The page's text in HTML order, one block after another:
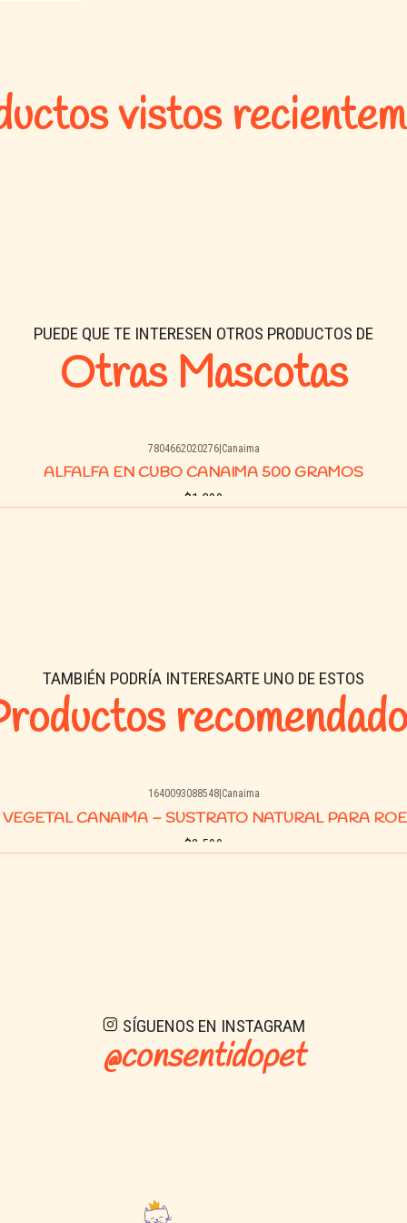
Retirar las zonas húmedas
Cambiar completamente
Pet Market:
Productos naturales y
Envíos rápidos en Talca,
vistos
PUEDE QUE TE INTERESEN OTROS PRODUCTOS DE
Otras Mascotas
7804662020276| Canaima
ALFALFA EN CUBO CANAIMA 500 GRAMOS
$1.300
TAMBIÉN PODRÍA INTERESARTE UNO DE ESTOS
1640093088548| Canaima
VEGETAL CANAIMA – SUSTRATO NATURAL PARA
$2.500
SÍGUENOS EN INSTAGRAM
@consentidopet